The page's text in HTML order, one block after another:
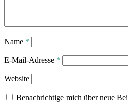
Name *
E-Mail-Adresse *
Website
Benachrichtige mich über neue